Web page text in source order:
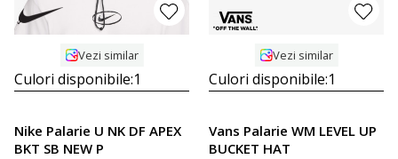
Vezi similar
Culori disponibile:1
Nike Palarie U NK DF APEX
BKT SB NEW P
Vezi similar
Culori disponibile:1
Vans Palarie WM LEVEL UP
BUCKET HAT